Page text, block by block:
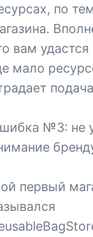
по
вам
мало
№3: не
первый